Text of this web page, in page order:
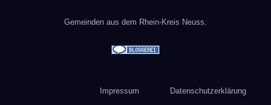
Gemeinden aus dem Rhein-Kreis Neuss.
Impressum Datenschutzerklärung